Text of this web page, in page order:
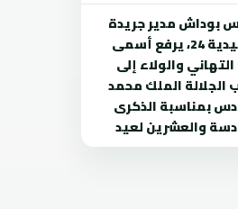
بوداش مدير جريدة
الرشيدية 24، يرفع أسمى
والولاء إلى
الجلالة الملك محمد
بمناسبة الذكرى
والعشرين لعيد